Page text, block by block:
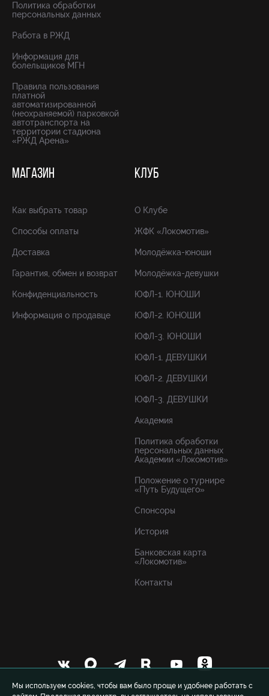
Мы используем cookies, чтобы вам было проще и удобнее работать с
Политика обработки
персональных данных
Работа в РЖД
Информация для
болельщиков МГН
Правила пользования
платной
автоматизированной
(неохраняемой) парковкой
автотранспорта на
территории стадиона
«РЖД Арена»
МАГАЗИН
Как выбрать товар
Способы оплаты
Доставка
Гарантия, обмен и возврат
Конфиденциальность
Информация о продавце
КЛУБ
О Клубе
ЖФК «Локомотив»
Молодёжка-юноши
Молодёжка-девушки
ЮФЛ-1. ЮНОШИ
ЮФЛ-2. ЮНОШИ
ЮФЛ-3. ЮНОШИ
ЮФЛ-1. ДЕВУШКИ
ЮФЛ-2. ДЕВУШКИ
ЮФЛ-3. ДЕВУШКИ
Академия
Политика обработки
персональных данных
Академии «Локомотив»
Положение о турнире
«Путь Будущего»
Спонсоры
История
Банковская карта
«Локомотив»
Контакты